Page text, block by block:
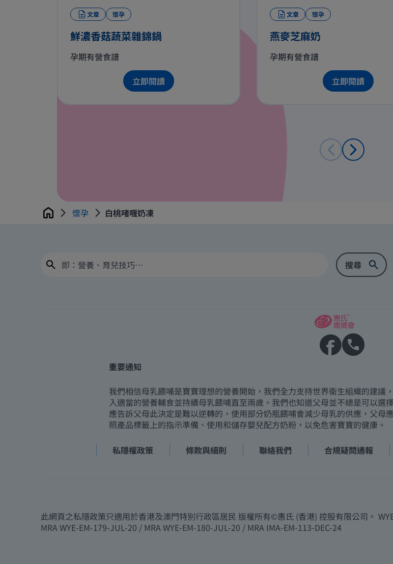
文章 懷孕
鮮濃香菇蔬菜雜錦鍋
孕期有營食譜
立即閱讀
文章 懷孕
燕麥芝麻奶
孕期有營食譜
立即閱讀
Home 懷孕 白桃啫喱奶凍
重要通知
我們相信母乳餵哺是寶寶理想的營養開始，我們全力支持世界衛生組織的建議
入適當的營養輔食並持續母乳餵哺直至兩歲。我們也知道父母並不總是可以選
應告訴父母此決定是難以逆轉的，使用部分奶瓶餵哺會減少母乳的供應，父母
照產品標籤上的指示準備、使用和儲存嬰兒配方奶粉，以免危害寶寶的健康。
私隱權政策 條款與細則 聯絡我們 合規疑問通報
此網頁之私隱政策只適用於香港及澳門特別行政區居民 版權所有©惠氏 (香港) 控股有限公司。
MRA WYE-EM-179-JUL-20 / MRA WYE-EM-180-JUL-20 / MRA IMA-EM-113-DEC-24